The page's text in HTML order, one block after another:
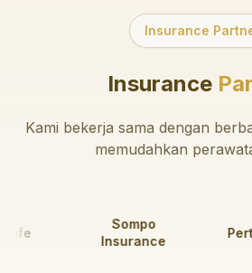
Insurance
Insurance
Kami bekerja sama dengan
memudahkan
Sompo
Insurance